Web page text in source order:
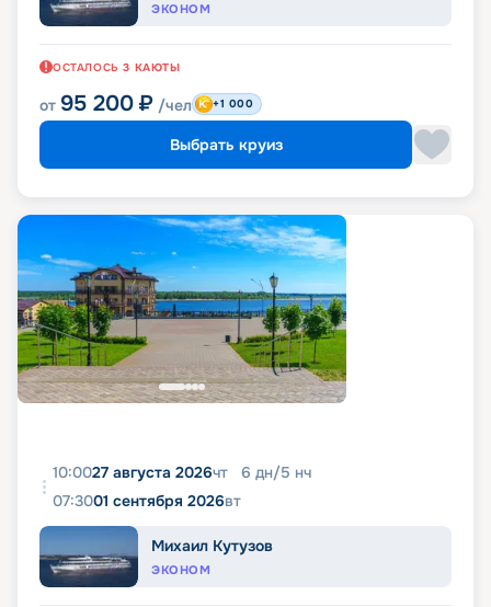
ЭКОНОМ
ОСТАЛОСЬ 3 КАЮТЫ
от 95 200 ₽ /чел +1 000
Выбрать круиз
10:0027 августа 2026чт 6 дн/5 нч
07:3001 сентября 2026вт
Михаил Кутузов
ЭКОНОМ